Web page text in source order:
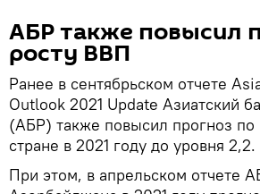
АБР также повысил
росту ВВП
Ранее в сентябрьском отчете
Outlook 2021 Update Азиатский
(АБР) также повысил прогноз по
стране в 2021 году до уровня 2,2.
При этом, в апрельском отчете